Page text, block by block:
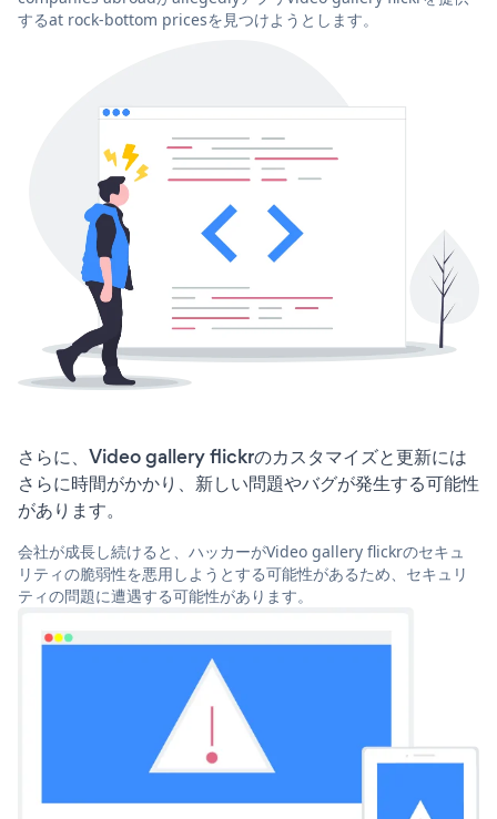
するat rock-bottom pricesを見つけようとします。
さらに、Video gallery flickrのカスタマイズと更新には
さらに時間がかかり、新しい問題やバグが発生する可能性
があります。
会社が成長し続けると、ハッカーがVideo gallery flickrのセキュ
リティの脆弱性を悪用しようとする可能性があるため、セキュリ
ティの問題に遭遇する可能性があります。